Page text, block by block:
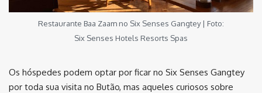
Restaurante Baa Zaam no Six Senses Gangtey | Foto:
Six Senses Hotels Resorts Spas
Os hóspedes podem optar por ficar no Six Senses Gangtey
por toda sua visita no Butão, mas aqueles curiosos sobre